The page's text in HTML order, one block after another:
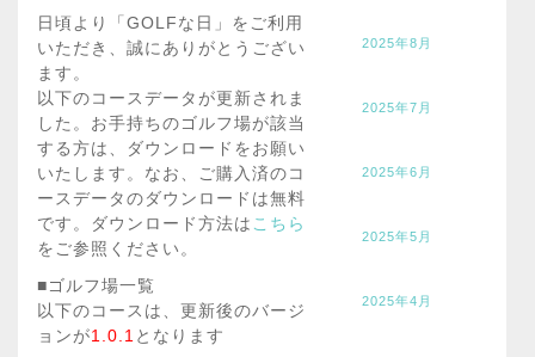
日頃より「GOLFな日」をご利用
いただき、誠にありがとうござい
ます。
以下のコースデータが更新されま
した。お手持ちのゴルフ場が該当
する方は、ダウンロードをお願い
いたします。なお、ご購入済のコ
ースデータのダウンロードは無料
です。ダウンロード方法は こちら
をご参照ください。
■ゴルフ場一覧
以下のコースは、更新後のバージ
ョンが1.0.1 となります
2025年8月
2025年7月
2025年6月
2025年5月
2025年4月